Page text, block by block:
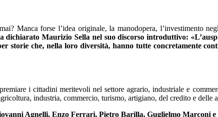
Manca forse l’idea originale, la manodopera, l’investimento
dichiarato Maurizio Sella nel suo discorso introduttivo:
storie che, nella loro diversità, hanno tutte concretamente
i cittadini meritevoli nel settore agrario, industriale e
industria, commercio, turismo, artigiano, del credito e delle
Agnelli, Enzo Ferrari, Pietro Barilla, Guglielmo Marconi